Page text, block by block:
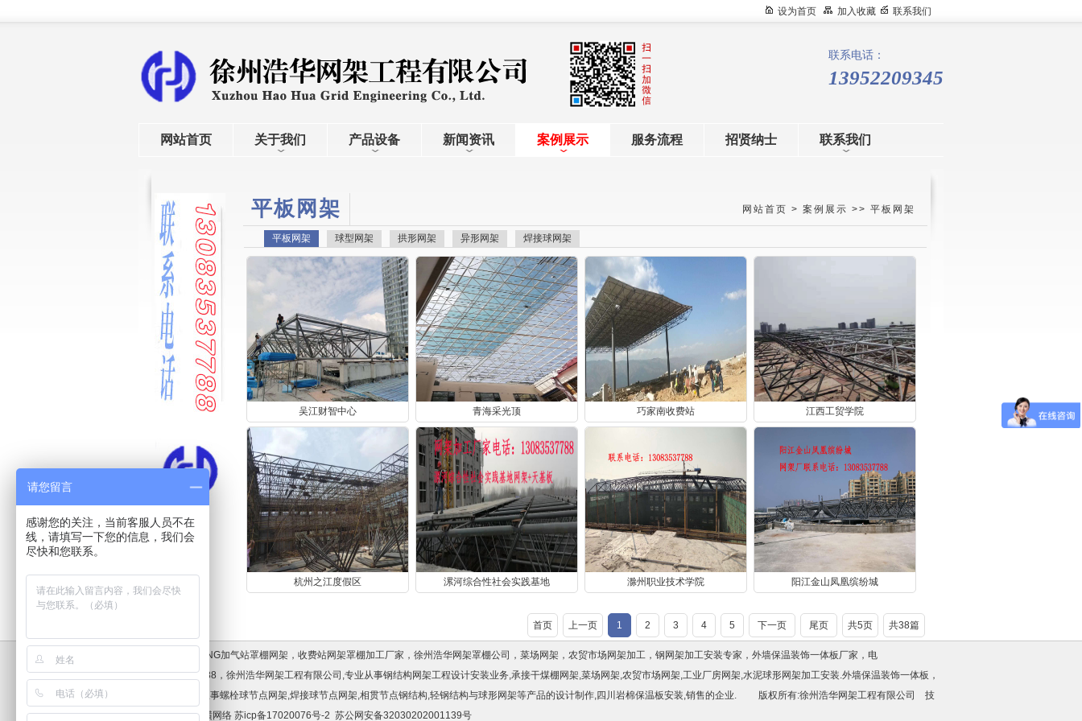
设为首页 加入收藏 联系我们
联系电话：
13952209345
网站首页 关于我们 产品设备 新闻资讯 案例展示 服务流程 招贤纳士 联系我们
平板网架 网站首页 > 案例展示 >> 平板网架
平板网架 球型网架 拱形网架 异形网架 焊接球网架
吴江财智中心 青海采光顶 巧家南收费站 江西工贸学院
杭州之江度假区 漯河综合性社会实践基地 滁州职业技术学院 阳江金山凤凰缤纷城
首页 上一页 1 2 3 4 5 下一页 尾页 共5页 共38篇
加油站罩棚，LNG加气站罩棚网架，收费站网架罩棚加工厂家，徐州浩华网架罩棚公司，菜场网架，农贸市场网架加工，钢网架加工安装专家， 外墙保温装饰一体板厂家 ，电
话:13083537788，徐州浩华网架工程有限公司,专业从事钢结构网架工程设计安装业务,承接干煤棚网架,菜场网架,农贸市场网架,工业厂房网架,水泥球形网架加工安装.外墙保温装饰一体板 ，
浩华网架专业从事螺栓球节点网架,焊接球节点网架,相贯节点钢结构,轻钢结构与球形网架等产品的设计制作,四川岩棉保温板安装,销售的企业. 版权所有:徐州浩华网架工程有限公司 技
术支持:徐州纵横网络 苏icp备17020076号-2 苏公网安备32030202001139号
请您留言
感谢您的关注，当前客服人员不在
线，请填写一下您的信息，我们会
尽快和您联系。